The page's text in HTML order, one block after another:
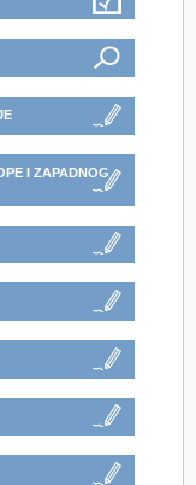
I ZAPADNOG